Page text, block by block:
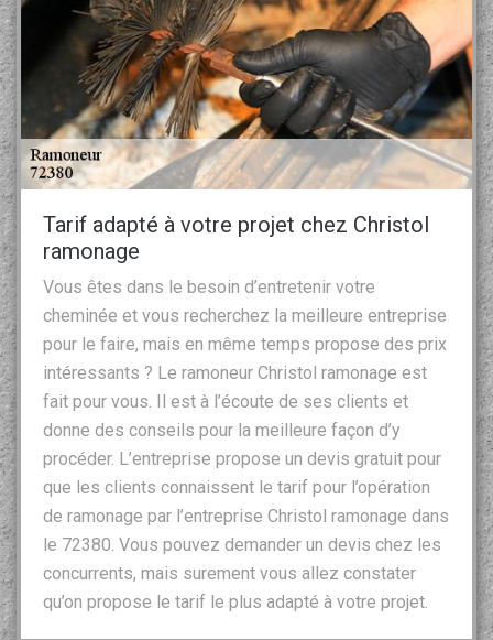
Tarif adapté à votre projet chez Christol
ramonage
Vous êtes dans le besoin d’entretenir votre
cheminée et vous recherchez la meilleure entreprise
pour le faire, mais en même temps propose des prix
intéressants ? Le ramoneur Christol ramonage est
fait pour vous. Il est à l’écoute de ses clients et
donne des conseils pour la meilleure façon d’y
procéder. L’entreprise propose un devis gratuit pour
que les clients connaissent le tarif pour l’opération
de ramonage par l’entreprise Christol ramonage dans
le 72380. Vous pouvez demander un devis chez les
concurrents, mais surement vous allez constater
qu’on propose le tarif le plus adapté à votre projet.